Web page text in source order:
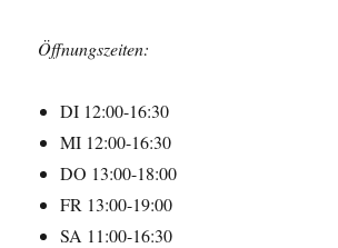
Öffnungszeiten:
DI 12:00-16:30
MI 12:00-16:30
DO 13:00-18:00
FR 13:00-19:00
SA 11:00-16:30